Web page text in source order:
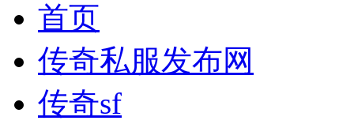
首页
传奇私服发布网
传奇sf